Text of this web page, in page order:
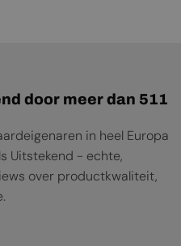
door meer dan 511
in heel Europa
Uitstekend - echte,
over productkwaliteit,